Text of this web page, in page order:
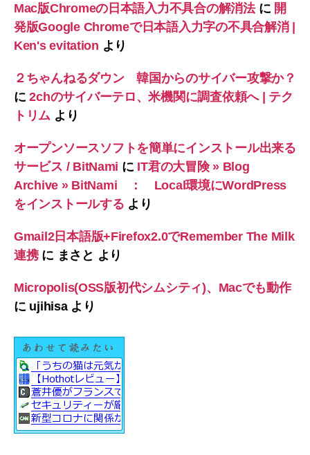
Mac版Chromeの日本語入力不具合の解消法に 開
発版Google Chromeで日本語入力字の不具合解消 |
Ken's evitation より
２ちゃんねるダウン 韓国からのサイバー攻撃か？
に2chのサイバーテロ、米機関に調査依頼へ | テク
トリム より
オープンソースソフトを簡単にインストール出来る
サービス / BitNami に IT君の大冒険 » Blog
Archive » BitNami ： Local環境にWordPress
をインストールする より
Gmail2日本語版+Firefox2.0でRemember The Milk
連携に まさと より
Micropolis(OSS版初代シムシティ)、Macでも動作
に ujihisaより